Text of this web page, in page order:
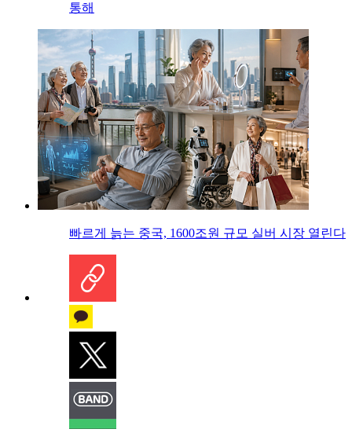
통해
빠르게 늙는 중국, 1600조원 규모 실버 시장 열린다